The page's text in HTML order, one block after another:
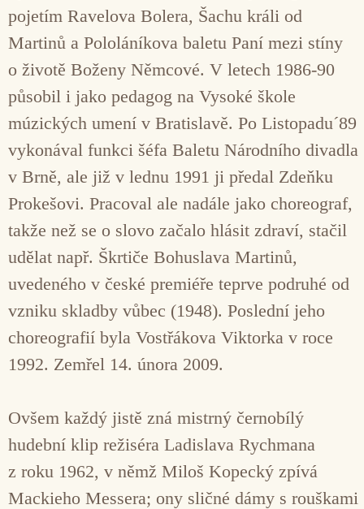
pojetím Ravelova Bolera, Šachu králi od
Martinů a Pololáníkova baletu Paní mezi stíny
o životě Boženy Němcové. V letech 1986-90
působil i jako pedagog na Vysoké škole
múzických umení v Bratislavě. Po Listopadu´89
vykonával funkci šéfa Baletu Národního divadla
v Brně, ale již v lednu 1991 ji předal Zdeňku
Prokešovi. Pracoval ale nadále jako choreograf,
takže než se o slovo začalo hlásit zdraví, stačil
udělat např. Škrtiče Bohuslava Martinů,
uvedeného v české premiéře teprve podruhé od
vzniku skladby vůbec (1948). Poslední jeho
choreografií byla Vostřákova Viktorka v roce
1992. Zemřel 14. února 2009.
Ovšem každý jistě zná mistrný černobílý
hudební klip režiséra Ladislava Rychmana
z roku 1962, v němž Miloš Kopecký zpívá
Mackieho Messera; ony sličné dámy s rouškami